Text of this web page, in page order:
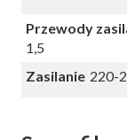
Przewody
1,5
Zasilanie 220-